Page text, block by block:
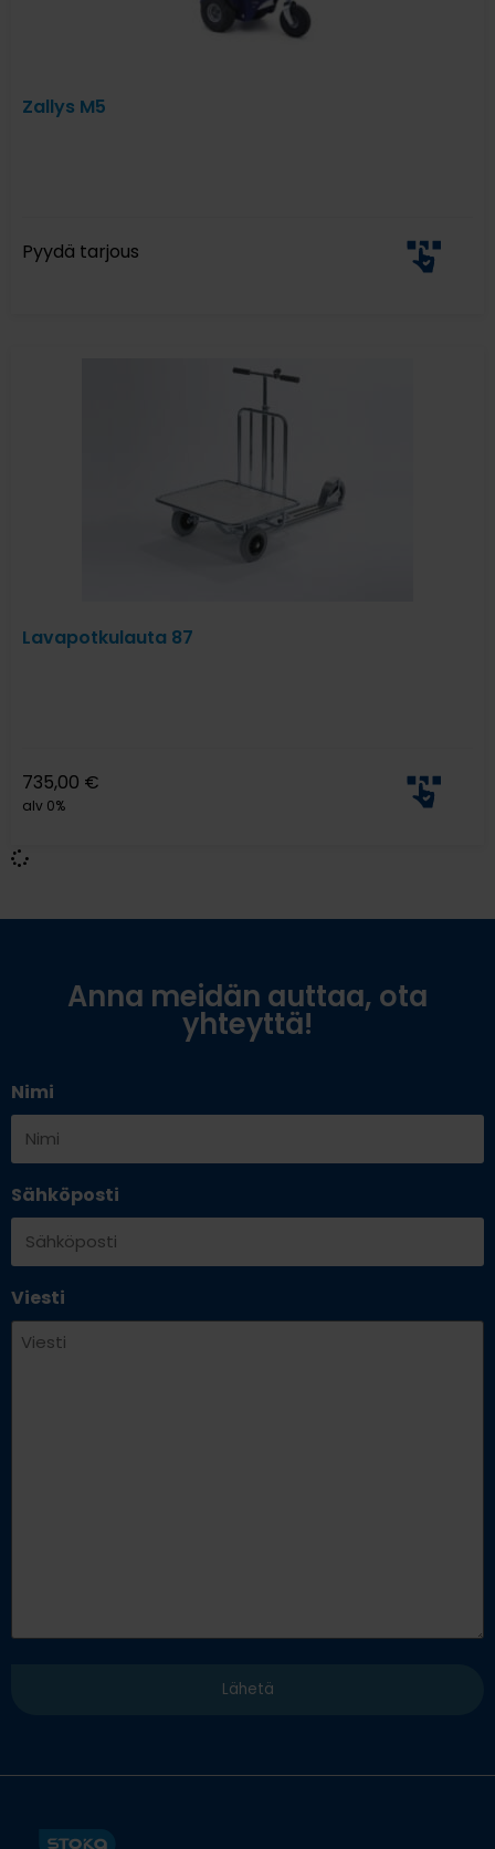
Zallys M5
Pyydä tarjous
Lavapotkulauta 87
735,00 €
alv 0%
Anna meidän auttaa, ota
yhteyttä!
Nimi
Sähköposti
Viesti